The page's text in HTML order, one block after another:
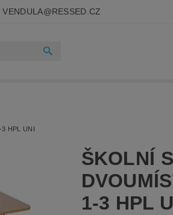
VENDULA@RESSED.CZ
HPL UNI
ŠKOLNÍ
1-3 HPL